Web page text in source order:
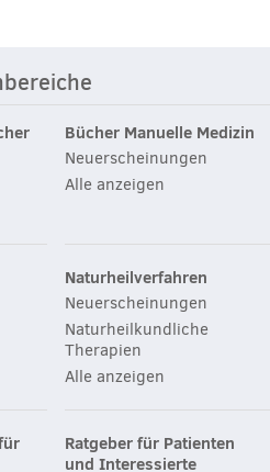
Bücher Manuelle Medizin
Neuerscheinungen
Alle anzeigen
Naturheilverfahren
Neuerscheinungen
Naturheilkundliche
Therapien
Alle anzeigen
Ratgeber für Patienten
und Interessierte